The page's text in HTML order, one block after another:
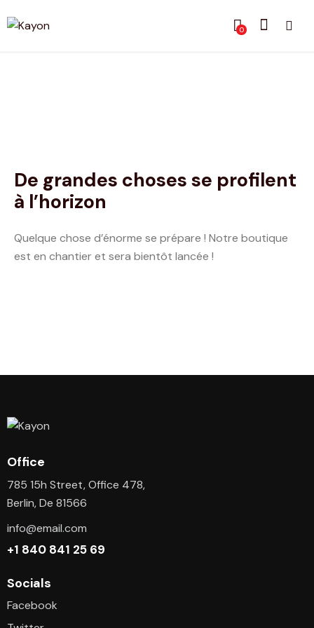
0
De grandes choses se profilent
à l’horizon
Quelque chose d’énorme se prépare ! Notre boutique
est en chantier et sera bientôt lancée !
Office
785 15h Street, Office 478,
Berlin, De 81566
info@email.com
+1 840 841 25 69
Socials
Facebook